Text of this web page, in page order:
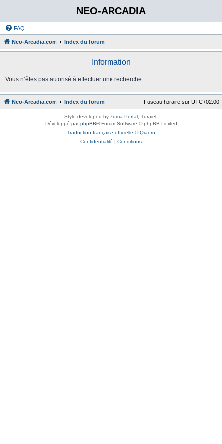
NEO-ARCADIA
FAQ
Neo-Arcadia.com Index du forum
Information
Vous n’êtes pas autorisé à effectuer une recherche.
Neo-Arcadia.com Index du forum Fuseau horaire sur UTC+02:00
Style developed by Zuma Portal , Turaiel,
Développé parphpBB® Forum Software © phpBB Limited
Traduction française officielle ©Qiaeru
Confidentialité | Conditions